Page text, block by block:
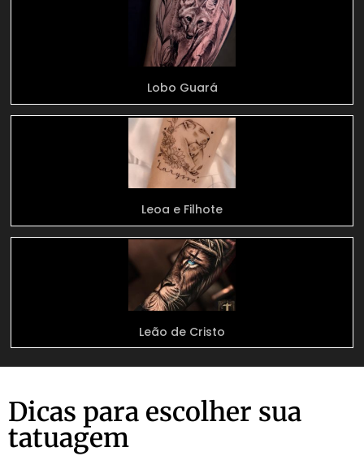
Lobo Guará
Leoa e Filhote
Leão de Cristo
Dicas para escolher sua
tatuagem